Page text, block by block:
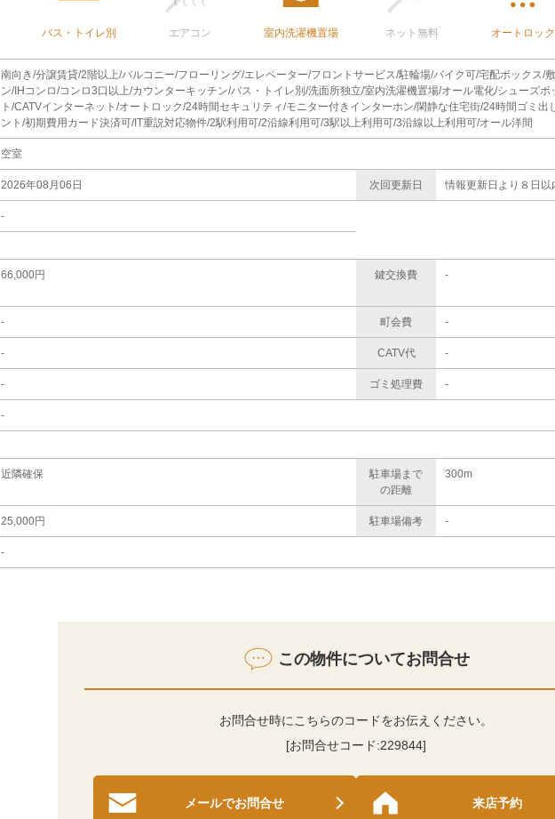
バス・トイレ別 エアコン 室内洗濯機置場 ネット無料 オートロック
南向き/分譲賃貸/2階以上/バルコニー/フローリング/エレベーター/フロントサービス/駐輪場/バイク可/宅配ボックス/
ン/IHコンロ/コンロ3口以上/カウンターキッチン/バス・トイレ別/洗面所独立/室内洗濯機置場/オール電化/シューズ
ト/CATVインターネット/オートロック/24時間セキュリティ/モニター付きインターホン/閑静な住宅街/24時間ゴミ
ント/初期費用カード決済可/IT重説対応物件/2駅利用可/2沿線利用可/3駅以上利用可/3沿線以上利用可/オール洋間
空室
2026年08月06日 次回更新日 情報更新日より８日以
-
66,000円 鍵交換費 -
- 町会費 -
- CATV代 -
- ゴミ処理費 -
-
近隣確保
駐車場まで
の距離
300m
25,000円 駐車場備考 -
-
この物件についてお問合せ
お問合せ時にこちらのコードをお伝えください。
[お問合せコード:229844]
メールでお問合せ 来店予約